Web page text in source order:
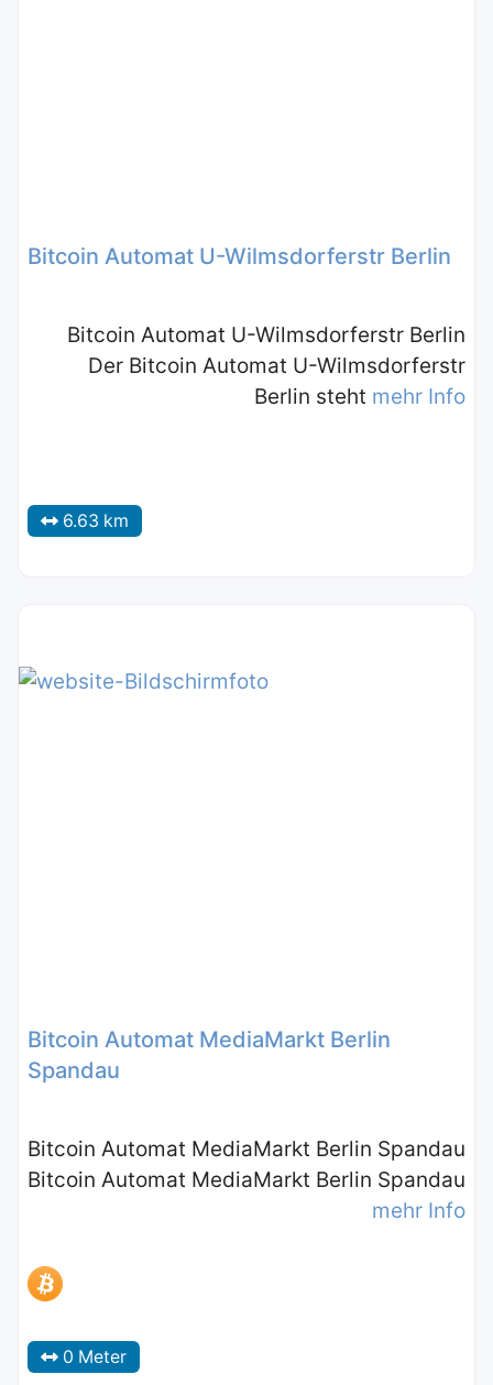
Bitcoin Automat U-Wilmsdorferstr Berlin
Bitcoin Automat U-Wilmsdorferstr Berlin
Der Bitcoin Automat U-Wilmsdorferstr
Berlin steht mehr Info
6.63 km
Bitcoin Automat MediaMarkt Berlin
Spandau
Bitcoin Automat MediaMarkt Berlin Spandau
Bitcoin Automat MediaMarkt Berlin Spandau
mehr Info
0 Meter